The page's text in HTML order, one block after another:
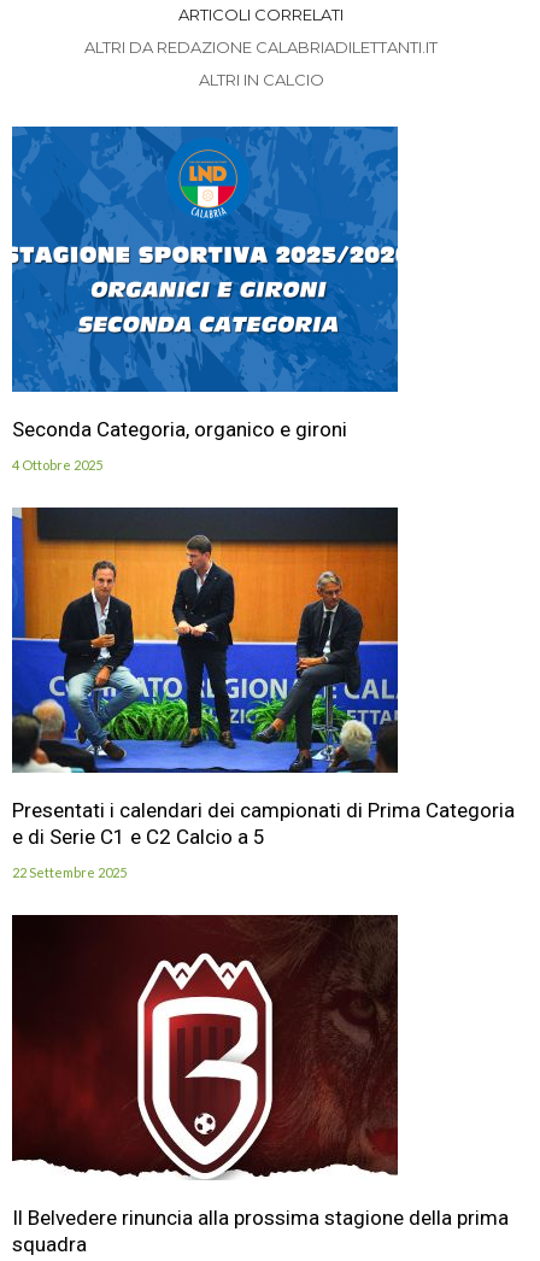
ARTICOLI CORRELATI
ALTRI DA REDAZIONE CALABRIADILETTANTI.IT
ALTRI IN CALCIO
Seconda Categoria, organico e gironi
4 Ottobre 2025
Presentati i calendari dei campionati di Prima Categoria
e di Serie C1 e C2 Calcio a 5
22 Settembre 2025
Il Belvedere rinuncia alla prossima stagione della prima
squadra